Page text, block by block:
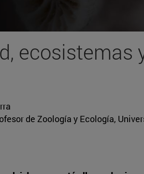
ecosistemas
de Zoología y Ecología,